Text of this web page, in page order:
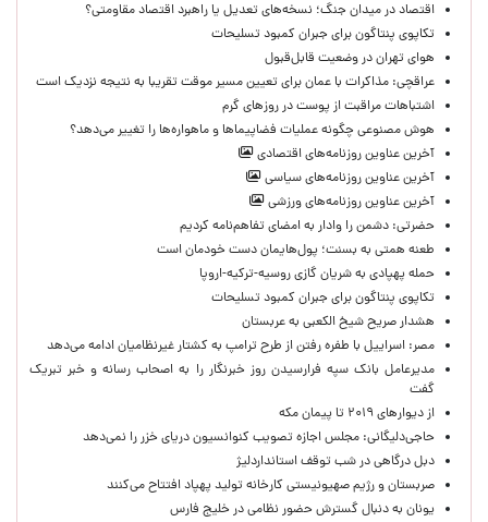
اقتصاد در میدان جنگ؛ نسخه‌های تعدیل یا راهبرد اقتصاد مقاومتی؟
تکاپوی پنتاگون برای جبران کمبود تسلیحات
هوای تهران در وضعیت قابل‌قبول
عراقچی: مذاکرات با عمان برای تعیین مسیر موقت تقریبا به نتیجه نزدیک است
اشتباهات مراقبت از پوست در روزهای گرم
هوش مصنوعی چگونه عملیات فضاپیماها و ماهواره‌ها را تغییر می‌دهد؟
آخرین عناوین روزنامه‌های اقتصادی
آخرین عناوین روزنامه‌های سیاسی
آخرین عناوین روزنامه‌های ورزشی
حضرتی: دشمن را وادار به امضای تفاهم‌نامه کردیم
طعنه همتی به بسنت؛ پول‌هایمان دست خودمان است
حمله پهپادی به شریان گازی روسیه-ترکیه-اروپا
تکاپوی پنتاگون برای جبران کمبود تسلیحات
هشدار صریح شیخ الکعبی به عربستان
مصر: اسراییل با طفره رفتن از طرح ترامپ به کشتار غیرنظامیان ادامه می‌دهد
مدیرعامل بانک سپه فرارسیدن روز خبرنگار را به اصحاب رسانه و خبر تبریک
گفت
از دیوارهای ۲۰۱۹ تا پیمان مکه
حاجی‌دلیگانی: مجلس اجازه تصویب کنوانسیون دریای خزر را نمی‌دهد
دبل درگاهی در شب توقف استانداردلیژ
صربستان و رژیم صهیونیستی کارخانه تولید پهپاد افتتاح می‌کنند
یونان به دنبال گسترش حضور نظامی در خلیج فارس